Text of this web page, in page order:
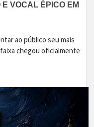
VOCAL ÉPICO EM
ao público seu mais
chegou oficialmente